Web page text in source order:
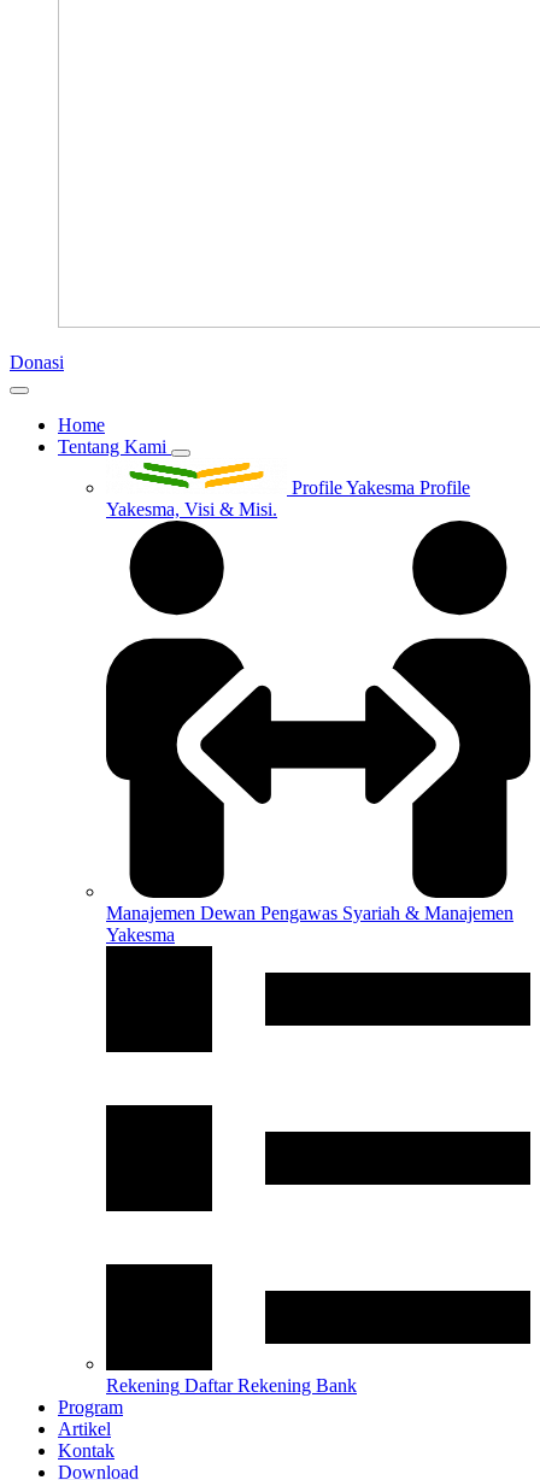
Donasi
Home
Tentang Kami
Profile Yakesma Profile
Yakesma, Visi & Misi.
Manajemen Dewan Pengawas Syariah & Manajemen
Yakesma
Rekening Daftar Rekening Bank
Program
Artikel
Kontak
Download